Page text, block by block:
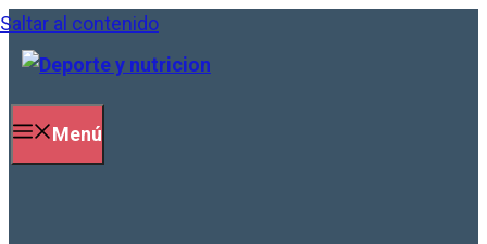
Saltar al contenido
Menú